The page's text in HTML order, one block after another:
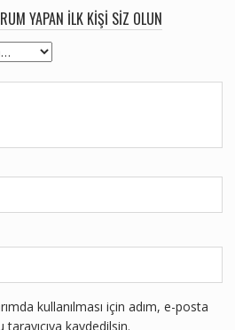
YAPAN ILK KIŞI SIZ OLUN
kullanılması için adım, e-posta
kaydedilsin.